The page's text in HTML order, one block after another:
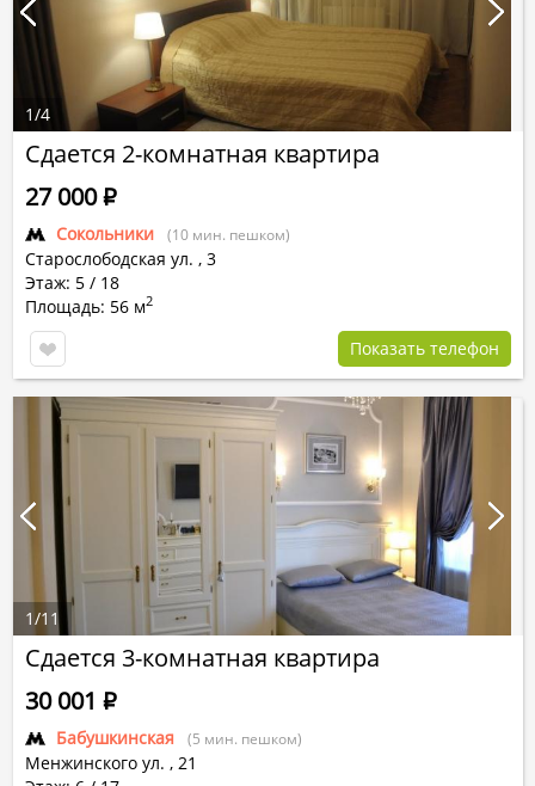
Сдается 2-комнатная квартира
Сокольники (10 мин. пешком)
Старослободская ул. , 3
Этаж: 5 / 18
Площадь: 56 м2
27 000Р
Показать телефон
1/4
Сдается 3-комнатная квартира
Бабушкинская (5 мин. пешком)
Менжинского ул. , 21
30 001 Р
1/11